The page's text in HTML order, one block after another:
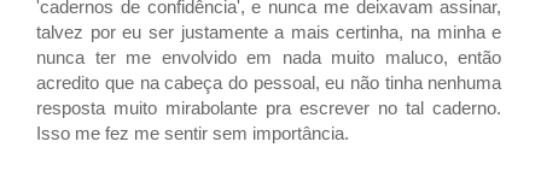
'cadernos de confidência', e nunca me deixavam assinar,
talvez por eu ser justamente a mais certinha, na minha e
nunca ter me envolvido em nada muito maluco, então
acredito que na cabeça do pessoal, eu não tinha nenhuma
resposta muito mirabolante pra escrever no tal caderno.
Isso me fez me sentir sem importância.